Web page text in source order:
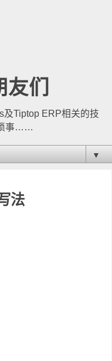
友们
Tiptop ERP相关的技
事……
▼
法